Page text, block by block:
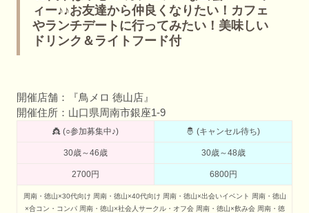
ィー♪♪お友達から仲良くなりたい！カフェ
やランチデートに行ってみたい！美味しい
ドリンク＆ライトフード付
開催店舗：『鳥メロ 徳山店』
開催住所：山口県周南市銀座1-9
👸 (○参加募集中♪) 🤴 (キャンセル待ち)
30歳～46歳 30歳～48歳
2700円 6800円
周南・徳山×30代向け 周南・徳山×40代向け 周南・徳山×出会いイベント
周南・徳山
×合コン・コンパ 周南・徳山×社会人サークル・オフ会 周南・徳山×飲み会 周南・徳